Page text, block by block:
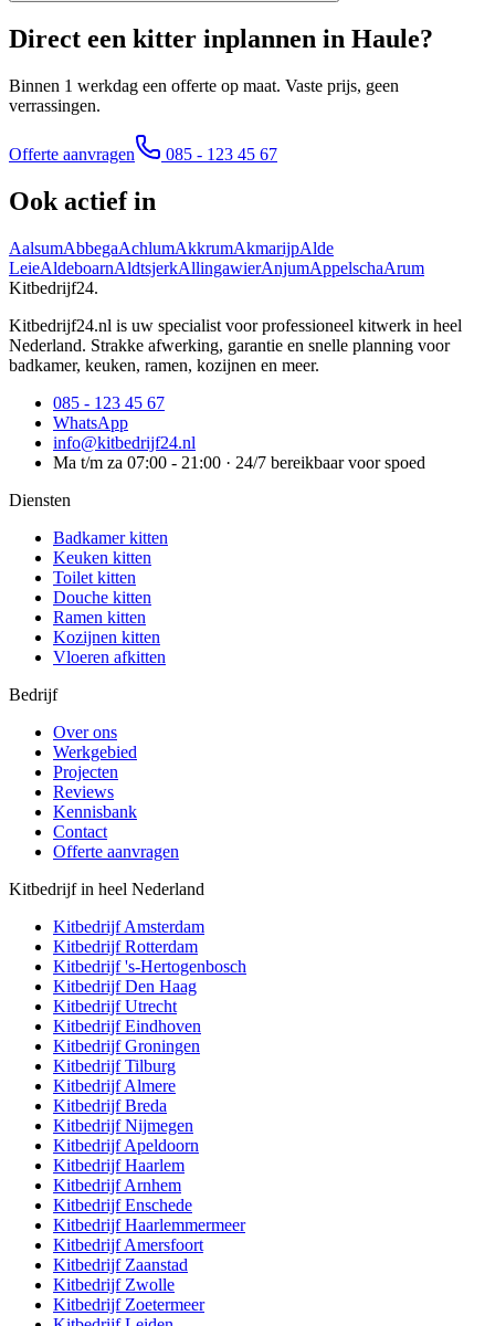
Direct een kitter inplannen in Haule?
Binnen 1 werkdag een offerte op maat. Vaste prijs, geen
verrassingen.
Offerte aanvragen 085 - 123 45 67
Ook actief in
AalsumAbbegaAchlumAkkrumAkmarijpAlde
LeieAldeboarnAldtsjerkAllingawierAnjumAppelschaArum
Kitbedrijf24.
Kitbedrijf24.nl is uw specialist voor professioneel kitwerk in heel
Nederland. Strakke afwerking, garantie en snelle planning voor
badkamer, keuken, ramen, kozijnen en meer.
085 - 123 45 67
WhatsApp
info@kitbedrijf24.nl
Ma t/m za 07:00 - 21:00 · 24/7 bereikbaar voor spoed
Diensten
Badkamer kitten
Keuken kitten
Toilet kitten
Douche kitten
Ramen kitten
Kozijnen kitten
Vloeren afkitten
Bedrijf
Over ons
Werkgebied
Projecten
Reviews
Kennisbank
Contact
Offerte aanvragen
Kitbedrijf in heel Nederland
KitbedrijfAmsterdam
KitbedrijfRotterdam
Kitbedrijf's-Hertogenbosch
KitbedrijfDen Haag
KitbedrijfUtrecht
KitbedrijfEindhoven
KitbedrijfGroningen
KitbedrijfTilburg
KitbedrijfAlmere
KitbedrijfBreda
KitbedrijfNijmegen
KitbedrijfApeldoorn
KitbedrijfHaarlem
KitbedrijfArnhem
KitbedrijfEnschede
KitbedrijfHaarlemmermeer
KitbedrijfAmersfoort
Kitbedrijf Zaanstad
Kitbedrijf Zwolle
Kitbedrijf Zoetermeer